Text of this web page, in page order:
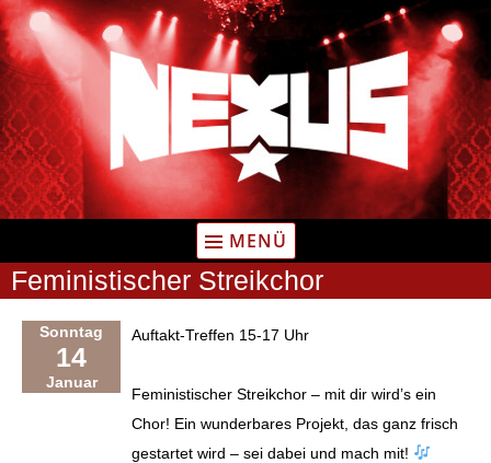
Zum
Inhalt
springen
MENÜ
Feministischer Streikchor
Sonntag
14
Januar
Auftakt-Treffen 15-17 Uhr
Feministischer Streikchor – mit dir wird’s ein
Chor! Ein wunderbares Projekt, das ganz frisch
gestartet wird – sei dabei und mach mit!